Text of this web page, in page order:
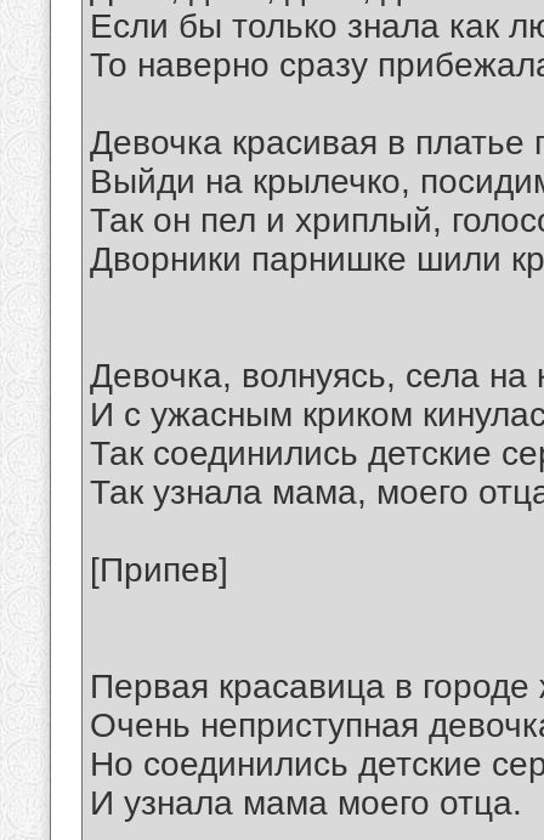
Если бы только знала как
То наверно сразу
Девочка красивая в платье
Выйди на крылечко,
Так он пел и хриплый,
Дворники парнишке шили
Девочка, волнуясь, села на
И с ужасным криком
Так соединились детские
Так узнала мама, моего
[Припев]
Первая красавица в
Очень неприступная
Но соединились детские
И узнала мама моего отца.